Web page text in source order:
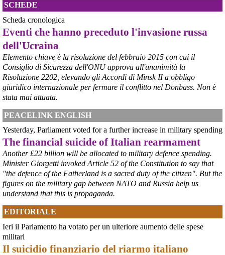
@peacelink
6/8/2026 21:36
giornalerossoblu.it/ex-ilva-sc
Nel tavolo convocato al Ministero delle Imprese e del Made in Italy,
il Governo ha annunciato l’intenzione di predisporre un
provvedimento straordinario per attenuare le conseguenze
economiche e sociali dello stop dell’area a caldo, invitando le
rappresentanze del territorio a presentare proposte operative.
#ILVA #Taranto
SCHEDE
Scheda cronologica
Eventi che hanno preceduto l'invasione russa
dell'Ucraina
Elemento chiave è la risoluzione del febbraio 2015 con cui il
Consiglio di Sicurezza dell'ONU approva all'unanimità la
Risoluzione 2202, elevando gli Accordi di Minsk II a obbligo
giuridico internazionale per fermare il conflitto nel Donbass. Non è
stata mai attuata.
PEACELINK ENGLISH
Yesterday, Parliament voted for a further increase in military spending
The financial suicide of Italian rearmament
Another £22 billion will be allocated to military defence spending.
Minister Giorgetti invoked Article 52 of the Constitution to say that
"the defence of the Fatherland is a sacred duty of the citizen". But the
figures on the military gap between NATO and Russia help us
understand that this is propaganda.
EDITORIALE
Ieri il Parlamento ha votato per un ulteriore aumento delle spese
militari
Il suicidio finanziario del riarmo italiano